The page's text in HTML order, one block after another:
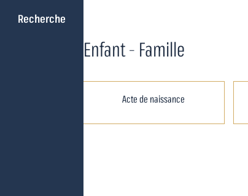
Recherche
Enfant - Famille
Acte de naissance